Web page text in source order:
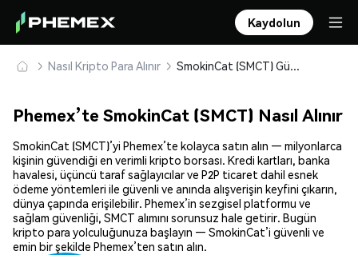
Kaydolun
Nasıl Kripto Para Alınır SmokinCat (SMCT) Güvenle Satın Alın ve Saklayın
Phemex’te SmokinCat (SMCT) Nasıl Alınır
SmokinCat (SMCT)’yi Phemex’te kolayca satın alın — milyonlarca
kişinin güvendiği en verimli kripto borsası. Kredi kartları, banka
havalesi, üçüncü taraf sağlayıcılar ve P2P ticaret dahil esnek
ödeme yöntemleri ile güvenli ve anında alışverişin keyfini çıkarın,
dünya çapında erişilebilir. Phemex’in sezgisel platformu ve
sağlam güvenliği, SMCT alımını sorunsuz hale getirir. Bugün
kripto para yolculuğunuza başlayın — SmokinCat’i güvenli ve
emin bir şekilde Phemex’ten satın alın.